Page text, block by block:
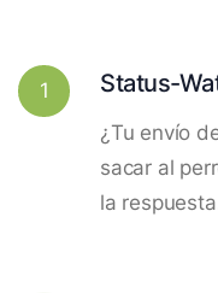
1 Status-
¿Tu envío
sacar al
la